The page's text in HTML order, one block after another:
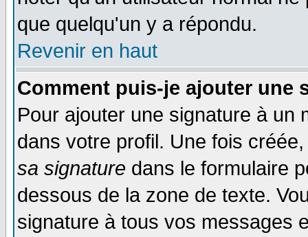
que quelqu'un y a répondu.
Revenir en haut
Comment puis-je ajouter une
Pour ajouter une signature à un
dans votre profil. Une fois
sa signature dans le formulaire
dessous de la zone de texte.
signature à tous vos messages